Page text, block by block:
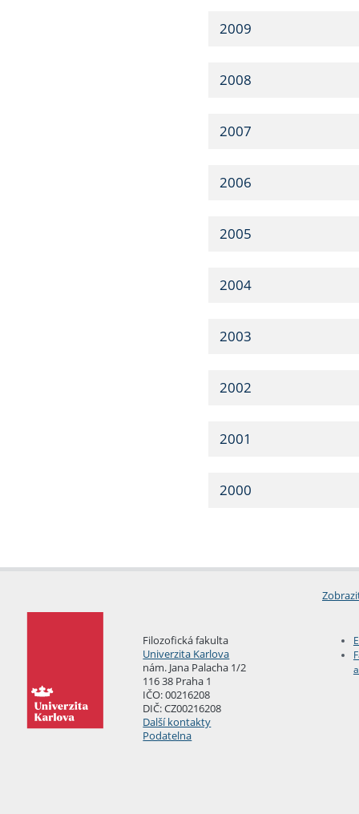
2009
2008
2007
2006
2005
2004
2003
2002
2001
2000
Filozofická fakulta
Univerzita Karlova
nám. Jana Palacha 1/2
116 38 Praha 1
IČO: 00216208
DIČ: CZ00216208
Další kontakty
Podatelna